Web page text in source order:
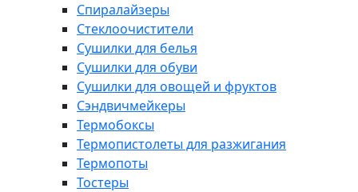
Спиралайзеры
Стеклоочистители
Сушилки для белья
Сушилки для обуви
Сушилки для овощей и фруктов
Сэндвичмейкеры
Термобоксы
Термопистолеты для разжигания
Термопоты
Тостеры